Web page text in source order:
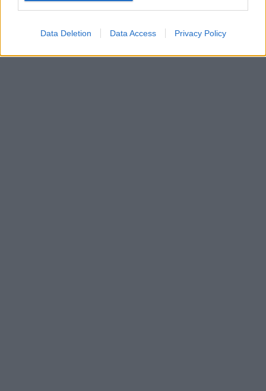
Data Deletion Data Access Privacy Policy